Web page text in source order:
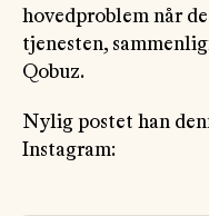
hovedproblem når
tjenesten,
Qobuz.
Nylig postet han
Instagram: